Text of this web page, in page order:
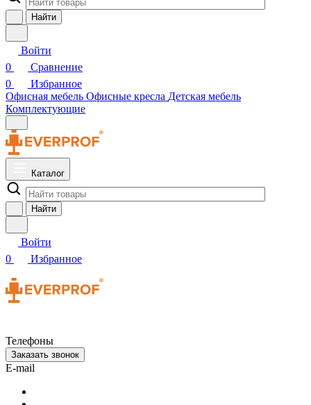
Найти
Войти
0
Сравнение
0
Избранное
Офисная мебель Офисные кресла Детская мебель
Комплектующие
Каталог
Найти
Войти
0
Избранное
Телефоны
Заказать звонок
E-mail